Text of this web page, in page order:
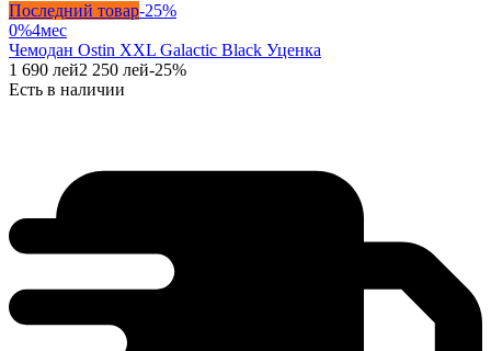
Последний товар-25%
0%4мес
Чемодан Ostin XXL Galactic Black Уценка
1 690 лей2 250 лей-25%
Есть в наличии